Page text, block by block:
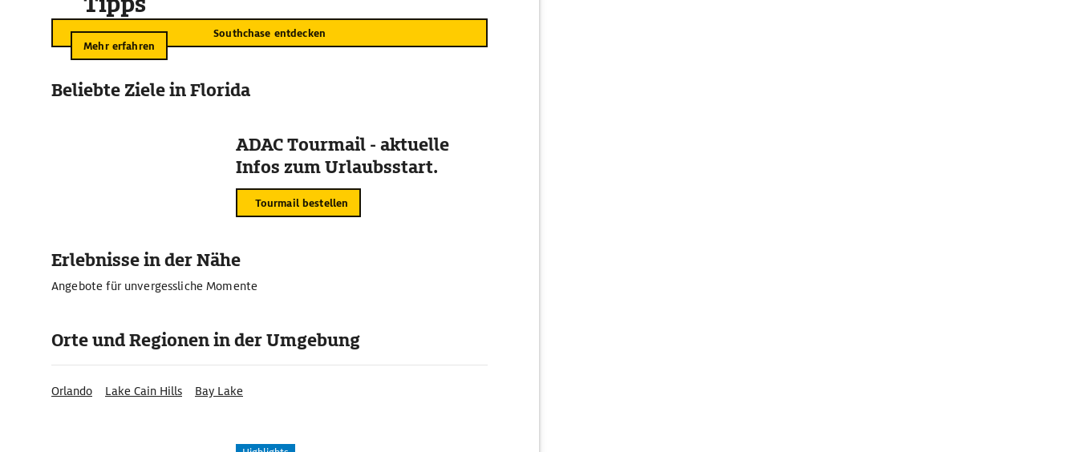
Southchase entdecken
Mehr erfahren
Beliebte Ziele in Florida
ADAC Tourmail - aktuelle
Infos zum Urlaubsstart.
Tourmail bestellen
Erlebnisse in der Nähe
Angebote für unvergessliche Momente
Orte und Regionen in der Umgebung
Orlando Lake Cain Hills Bay Lake